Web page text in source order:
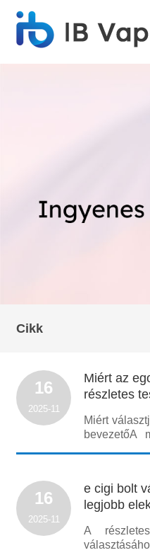
Cikk
16
2025-11
Miért az
részletes
Miért
bevezetőA
16
2025-11
e cigi bolt
legjobb
A